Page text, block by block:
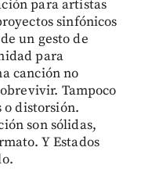
para artistas
sinfónicos
un gesto de
para
canción no
Tampoco
o distorsión.
son sólidas,
Y Estados